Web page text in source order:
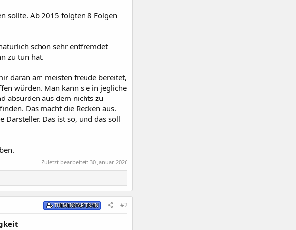
sollte. Ab 2015 folgten 8 Folgen
schon sehr entfremdet
zu tun hat.
daran am meisten freude bereitet,
würden. Man kann sie in jegliche
absurden aus dem nichts zu
Das macht die Recken aus.
Darsteller. Das ist so, und das soll
Zuletzt bearbeitet: 30 Januar 2026
THEMENSTARTER/IN #2